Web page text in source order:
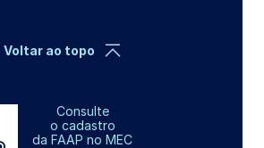
Consulte
o cadastro
da FAAP no MEC
Voltar ao topo